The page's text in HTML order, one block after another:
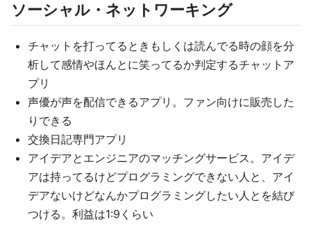
ソーシャル・ネットワーキング
チャットを打ってるときもしくは読んでる時の顔を分
析して感情やほんとに笑ってるか判定するチャットア
プリ
声優が声を配信できるアプリ。ファン向けに販売した
りできる
交換日記専門アプリ
アイデアとエンジニアのマッチングサービス。アイデ
アは持ってるけどプログラミングできない人と、アイ
デアないけどなんかプログラミングしたい人とを結び
つける。利益は1:9くらい